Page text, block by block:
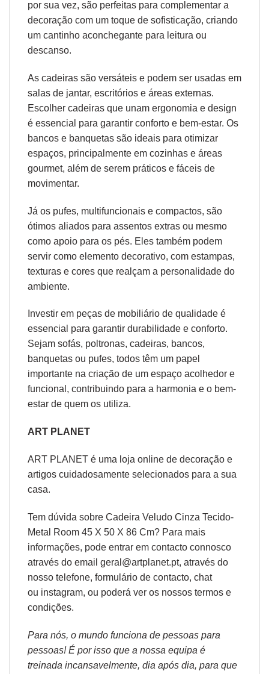
por sua vez, são perfeitas para complementar a
decoração com um toque de sofisticação, criando
um cantinho aconchegante para leitura ou
descanso.
As cadeiras são versáteis e podem ser usadas em
salas de jantar, escritórios e áreas externas.
Escolher cadeiras que unam ergonomia e design
é essencial para garantir conforto e bem-estar. Os
bancos e banquetas são ideais para otimizar
espaços, principalmente em cozinhas e áreas
gourmet, além de serem práticos e fáceis de
movimentar.
Já os pufes, multifuncionais e compactos, são
ótimos aliados para assentos extras ou mesmo
como apoio para os pés. Eles também podem
servir como elemento decorativo, com estampas,
texturas e cores que realçam a personalidade do
ambiente.
Investir em peças de mobiliário de qualidade é
essencial para garantir durabilidade e conforto.
Sejam sofás, poltronas, cadeiras, bancos,
banquetas ou pufes, todos têm um papel
importante na criação de um espaço acolhedor e
funcional, contribuindo para a harmonia e o bem-
estar de quem os utiliza.
ART PLANET
ART PLANET é uma loja online de decoração e
artigos cuidadosamente selecionados para a sua
casa.
Tem dúvida sobre Cadeira Veludo Cinza Tecido-
Metal Room 45 X 50 X 86 Cm? Para mais
informações, pode entrar em contacto connosco
através do email geral@artplanet.pt, através do
nosso telefone, formulário de contacto, chat
ou instagram, ou poderá ver os nossos termos e
condições.
Para nós, o mundo funciona de pessoas para
pessoas! É por isso que a nossa equipa é
treinada incansavelmente, dia após dia, para que